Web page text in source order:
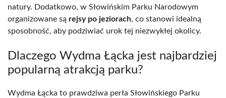
natury. Dodatkowo, w Słowińskim Parku Narodowym
organizowane są rejsy po jeziorach, co stanowi idealną
sposobność, aby podziwiać urok tej niezwykłej okolicy.
Dlaczego Wydma Łącka jest najbardziej
popularną atrakcją parku?
Wydma Łącka to prawdziwa perła Słowińskiego Parku